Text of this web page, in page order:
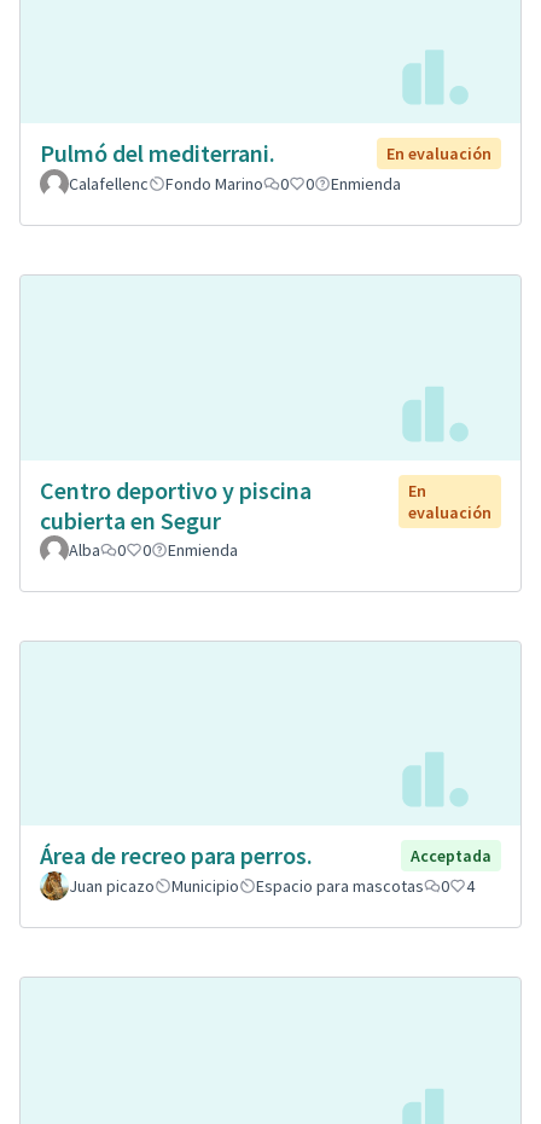
Pulmó del mediterrani.
En evaluación
Calafellenc
Fondo Marino 0 0 Enmienda
Centro deportivo y piscina
cubierta en Segur
En
evaluación
Alba
0 0 Enmienda
Área de recreo para perros.
Acceptada
Juan picazo
Municipio Espacio para mascotas 0 4